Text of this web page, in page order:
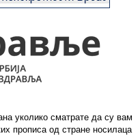
уколико сматрате да су вам
прописа од стране носилаца